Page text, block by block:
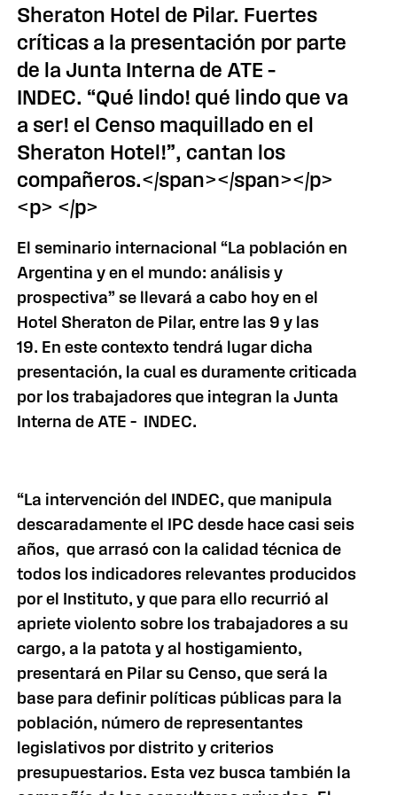
Sheraton Hotel de Pilar. Fuertes
críticas a la presentación por parte
de la Junta Interna de ATE –
INDEC. “Qué lindo! qué lindo que va
a ser! el Censo maquillado en el
Sheraton Hotel!”, cantan los
compañeros.</span></span></p>
<p> </p>
El seminario internacional “La población en
Argentina y en el mundo: análisis y
prospectiva” se llevará a cabo hoy en el
Hotel Sheraton de Pilar, entre las 9 y las
19. En este contexto tendrá lugar dicha
presentación, la cual es duramente criticada
por los trabajadores que integran la Junta
Interna de ATE – INDEC.
“La intervención del INDEC, que manipula
descaradamente el IPC desde hace casi seis
años, que arrasó con la calidad técnica de
todos los indicadores relevantes producidos
por el Instituto, y que para ello recurrió al
apriete violento sobre los trabajadores a su
cargo, a la patota y al hostigamiento,
presentará en Pilar su Censo, que será la
base para definir políticas públicas para la
población, número de representantes
legislativos por distrito y criterios
presupuestarios. Esta vez busca también la